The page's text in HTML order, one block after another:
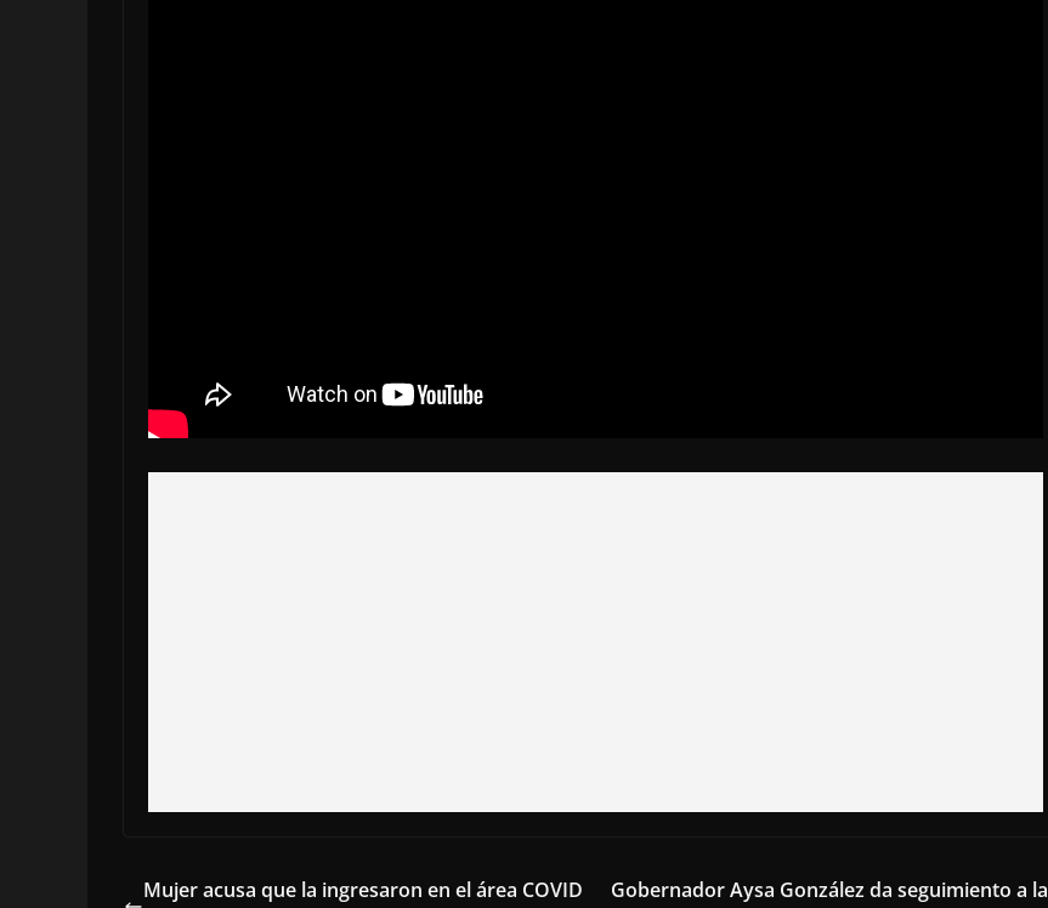
Mujer acusa que la ingresaron en el área COVID
Gobernador Aysa González da seguimiento a la